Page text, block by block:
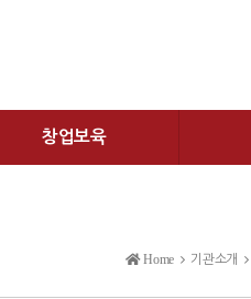
창업보육
Home 기관소개